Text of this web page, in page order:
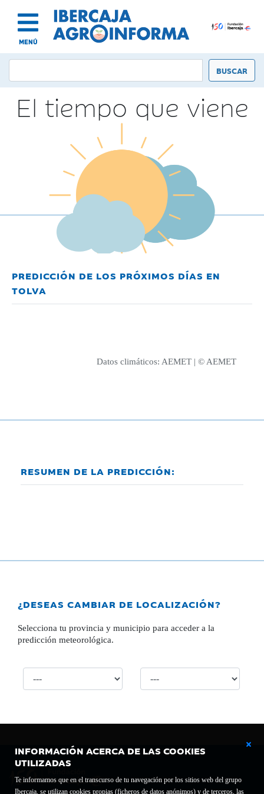
MENÚ
INFORMACIÓN ACERCA DE LAS COOKIES
UTILIZADAS
Te informamos que en el transcurso de tu navegación por los sitios web del grupo
Ibercaja, se utilizan cookies propias (ficheros de datos anónimos) y de terceros, las
El tiempo que viene
PREDICCIÓN DE LOS PRÓXIMOS DÍAS EN
TOLVA
Datos climáticos: AEMET | © AEMET
RESUMEN DE LA PREDICCIÓN:
¿DESEAS CAMBIAR DE LOCALIZACIÓN?
Selecciona tu provincia y municipio para acceder a la
predicción meteorológica.